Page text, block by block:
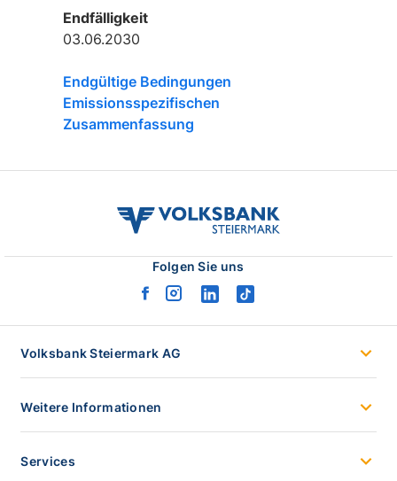
Endfälligkeit
03.06.2030
Endgültige Bedingungen
Emissionsspezifischen
Zusammenfassung
volksbank
stmk
Folgen Sie uns
facebook
instagram
linkedintiktok
Volksbank Steiermark AG
Weitere Informationen
Services